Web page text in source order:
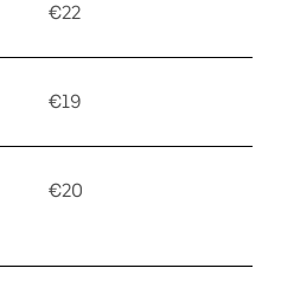
€22
€19
€20